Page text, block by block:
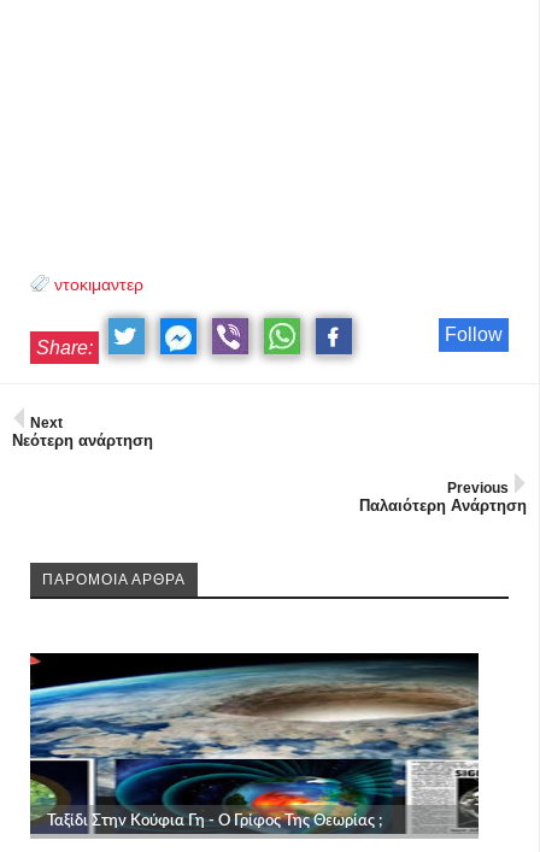
ντοκιμαντερ
Follow
Share:
Next
Νεότερη ανάρτηση
Previous
Παλαιότερη Ανάρτηση
ΠΑΡΟΜΟΙΑ ΑΡΘΡΑ